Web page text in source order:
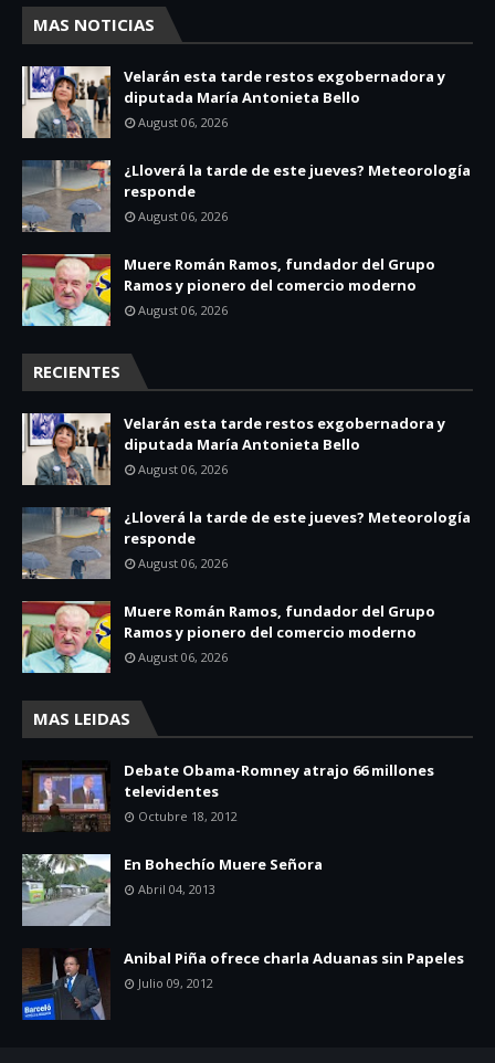
MAS NOTICIAS
Velarán esta tarde restos exgobernadora y
diputada María Antonieta Bello
August 06, 2026
¿Lloverá la tarde de este jueves? Meteorología
responde
August 06, 2026
Muere Román Ramos, fundador del Grupo
Ramos y pionero del comercio moderno
August 06, 2026
RECIENTES
Velarán esta tarde restos exgobernadora y
diputada María Antonieta Bello
August 06, 2026
¿Lloverá la tarde de este jueves? Meteorología
responde
August 06, 2026
Muere Román Ramos, fundador del Grupo
Ramos y pionero del comercio moderno
August 06, 2026
MAS LEIDAS
Debate Obama-Romney atrajo 66 millones
televidentes
Octubre 18, 2012
En Bohechío Muere Señora
Abril 04, 2013
Anibal Piña ofrece charla Aduanas sin Papeles
Julio 09, 2012